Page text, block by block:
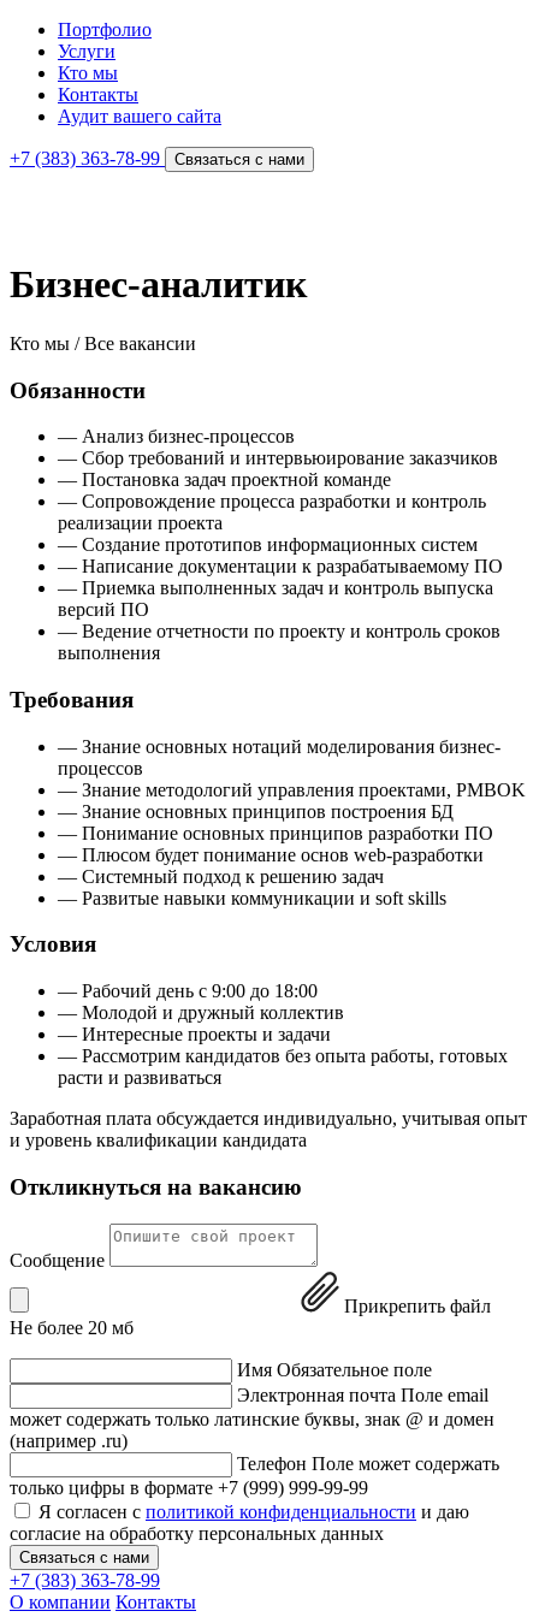
Портфолио
Услуги
Кто мы
Контакты
Аудит вашего сайта
+7 (383) 363-78-99 Связаться с нами
Бизнес-аналитик
Кто мы / Все вакансии
Обязанности
— Анализ бизнес-процессов
— Сбор требований и интервьюирование заказчиков
— Постановка задач проектной команде
— Сопровождение процесса разработки и контроль
реализации проекта
— Создание прототипов информационных систем
— Написание документации к разрабатываемому ПО
— Приемка выполненных задач и контроль выпуска
версий ПО
— Ведение отчетности по проекту и контроль сроков
выполнения
Требования
— Знание основных нотаций моделирования бизнес-
процессов
— Знание методологий управления проектами, PMBOK
— Знание основных принципов построения БД
— Понимание основных принципов разработки ПО
— Плюсом будет понимание основ web-разработки
— Системный подход к решению задач
— Развитые навыки коммуникации и soft skills
Условия
— Рабочий день с 9:00 до 18:00
— Молодой и дружный коллектив
— Интересные проекты и задачи
— Рассмотрим кандидатов без опыта работы, готовых
расти и развиваться
Заработная плата обсуждается индивидуально, учитывая опыт
и уровень квалификации кандидата
Откликнуться на вакансию
Сообщение
Прикрепить файл
Не более 20 мб
Имя Обязательное поле
Электронная почта Поле email
может содержать только латинские буквы, знак @ и домен
(например .ru)
Телефон Поле может содержать
только цифры в формате +7 (999) 999-99-99
Я согласен с политикой конфиденциальности и даю
согласие на обработку персональных данных
Связаться с нами
+7 (383) 363-78-99
О компании Контакты